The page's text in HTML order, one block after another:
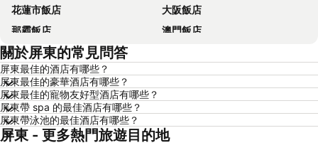
花蓮市飯店
大阪飯店
那霸飯店
澳門飯店
新加坡飯店
京都飯店
恆春飯店
北投飯店
羅東市飯店
名古屋飯店
淡水區飯店
花蓮飯店
關於屏東的常見問答
屏東最佳的酒店有哪些？
屏東最佳的豪華酒店有哪些？
屏東最佳的寵物友好型酒店有哪些？
屏東帶 spa 的最佳酒店有哪些？
屏東帶泳池的最佳酒店有哪些？
屏東 - 更多熱門旅遊目的地